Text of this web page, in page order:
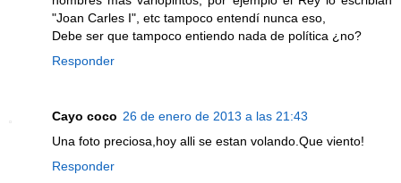
"Joan Carles I", etc tampoco entendí nunca eso,
Debe ser que tampoco entiendo nada de política ¿no?
Responder
Cayo coco 26 de enero de 2013 a las 21:43
Una foto preciosa,hoy alli se estan volando.Que viento!
Responder